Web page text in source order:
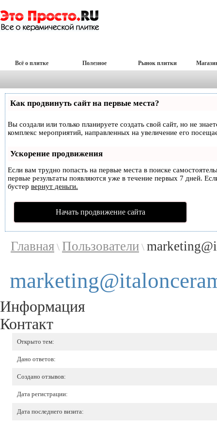
Всё о плитке Полезное Рынок плитки
Как продвинуть сайт на первые места?
Вы создали или только планируете создать свой сайт, но не
комплекс мероприятий, направленных на увеличение его
Ускорение продвижения
Если вам трудно попасть на первые места в поиске
первые результаты появляются уже в течение первых 7 дней.
бустер вернут деньги.
Начать продвижение сайта
Главная \ Пользователи \
Информация
Контакт
Открыто тем:
Дано ответов:
Создано отзывов:
Дата регистрации:
Дата последнего визита: